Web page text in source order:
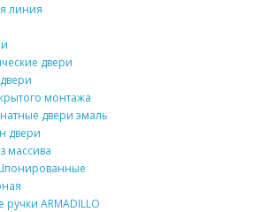
линия
двери
монтажа
двери эмаль
двери
массива
ARMADILLO